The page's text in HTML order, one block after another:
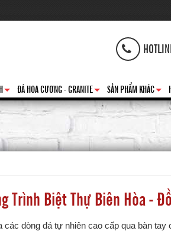
+ +
ĐÁ HOA CƯƠNG - GRANITE
+
SẢN PHẨM KHÁC
Trình Biệt Thự Biên Hòa -
dòng đá tự nhiên cao cấp qua bàn